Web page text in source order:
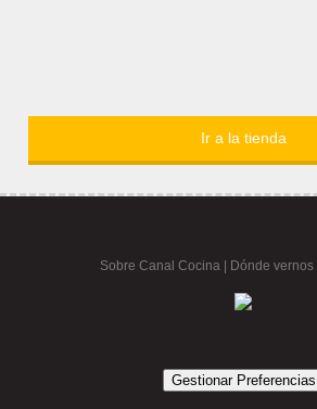
Ir a la tienda
Sobre Canal Cocina Dónde vernos |
Gestionar Preferencias